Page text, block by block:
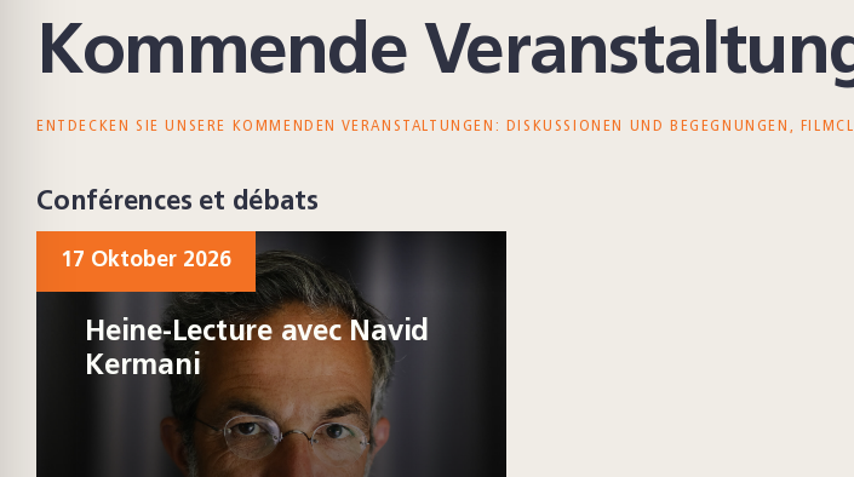
Kommende
ENTDECKEN SIE UNSERE KOMMENDEN VERANSTALTUNGEN: DISKUSSIONEN UND BEGEGNUNGEN,
Conférences et débats
17 Oktober 2026
Heine-Lecture avec Navid
Kermani